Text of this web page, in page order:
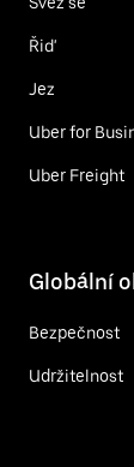
Řiď
Jez
Uber for
Uber Freight
Globální
Bezpečnost
Udržitelnost